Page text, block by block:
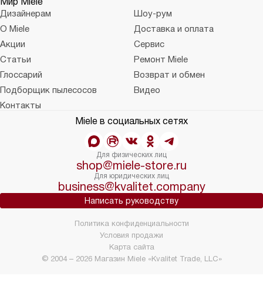
Дизайнерам
Шоу-рум
О Miele
Доставка и оплата
Акции
Сервис
Статьи
Ремонт Miele
Глоссарий
Возврат и обмен
Подборщик пылесосов
Видео
Контакты
Miele в социальных сетях
Для физических лиц
shop@miele-store.ru
Для юридических лиц
business@kvalitet.company
Написать руководству
© 2004 – 2026 Магазин Miele «Kvalitet Trade, LLC»
Политика конфиденциальности
Условия продажи
Карта сайта